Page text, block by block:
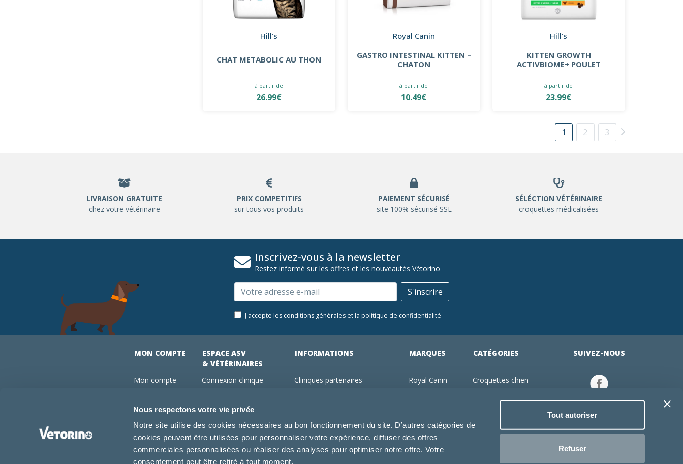
Nous respectons votre vie privée
Notre site utilise des cookies nécessaires au bon fonctionnement du site. D’autres catégories de
cookies peuvent être utilisées pour personnaliser votre expérience, diffuser des offres
commerciales personnalisées ou réaliser des analyses pour optimiser notre offre. Votre
consentement peut être retiré à tout moment.
Tout autoriser
Refuser
Hill's
CHAT METABOLIC AU THON
à partir de
26.99€
Royal Canin
GASTRO INTESTINAL KITTEN –
CHATON
à partir de
10.49€
Hill's
KITTEN GROWTH
ACTIVBIOME+ POULET
à partir de
23.99€
1 2 3
LIVRAISON GRATUITE
chez votre vétérinaire
PRIX COMPETITIFS
sur tous vos produits
PAIEMENT SÉCURISÉ
site 100% sécurisé SSL
SÉLÉCTION VÉTÉRINAIRE
croquettes médicalisées
Inscrivez-vous à la newsletter
Restez informé sur les offres et les nouveautés Vétorino
Email S'inscrire
J'accepte les conditions générales et la politique de confidentialité
MON COMPTE
Mon compte
Conseils vétos
FAQ
ESPACE ASV
& VÉTÉRINAIRES
Connexion clinique
Devenir adhérent Vétorino
INFORMATIONS
Cliniques partenaires
Utilisation des cookies
Conditions générales d'utilisation
MARQUES
Royal Canin
Specific
Dechra
Tonivet
CATÉGORIES
Croquettes chien
Jouets chien
Produits vétérinaire chien
SUIVEZ-NOUS